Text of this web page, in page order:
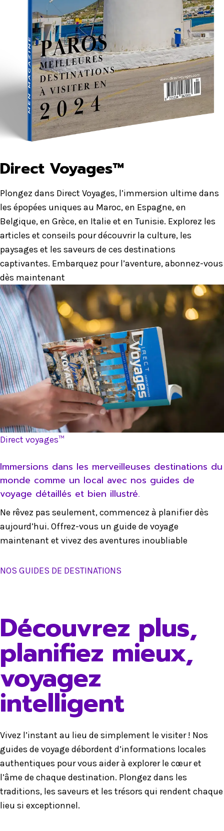
Direct Voyages™
Plongez dans Direct Voyages, l’immersion ultime dans
les épopées uniques au Maroc, en Espagne, en
Belgique, en Grèce, en Italie et en Tunisie. Explorez les
articles et conseils pour découvrir la culture, les
paysages et les saveurs de ces destinations
captivantes. Embarquez pour l’aventure, abonnez-vous
dès maintenant
Direct voyages™
Immersions dans les merveilleuses destinations du
monde comme un local avec nos guides de
voyage détaillés et bien illustré.
Ne rêvez pas seulement, commencez à planifier dès
aujourd’hui. Offrez-vous un guide de voyage
maintenant et vivez des aventures inoubliable
NOS GUIDES DE DESTINATIONS
Découvrez plus,
planifiez mieux,
voyagez
intelligent
Vivez l’instant au lieu de simplement le visiter ! Nos
guides de voyage débordent d’informations locales
authentiques pour vous aider à explorer le cœur et
l’âme de chaque destination. Plongez dans les
traditions, les saveurs et les trésors qui rendent chaque
lieu si exceptionnel.